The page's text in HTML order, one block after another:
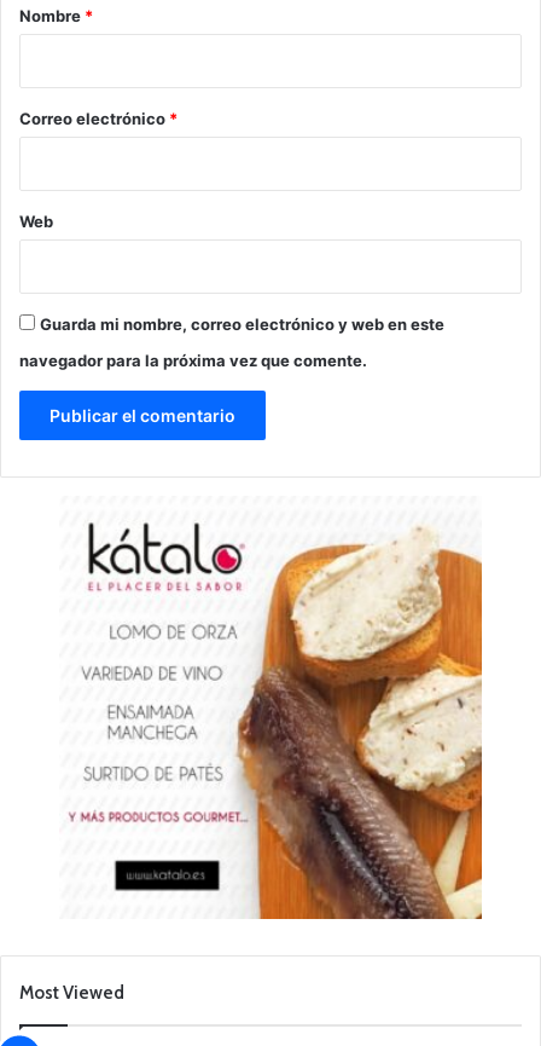
r
*
Nombre *
Correo electrónico *
Web
Guarda mi nombre, correo electrónico y web en este
navegador para la próxima vez que comente.
Most Viewed